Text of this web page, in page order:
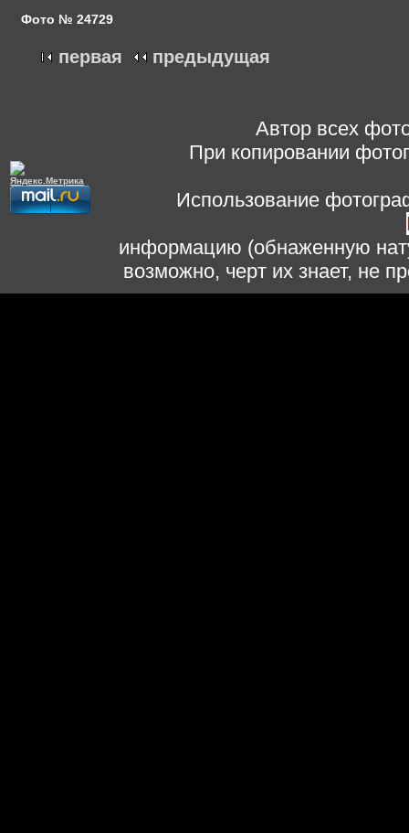
Фото № 24729
первая предыдущая
Автор всех
При копировании
Использование
информацию (обнаженную
возможно, черт их знает, не